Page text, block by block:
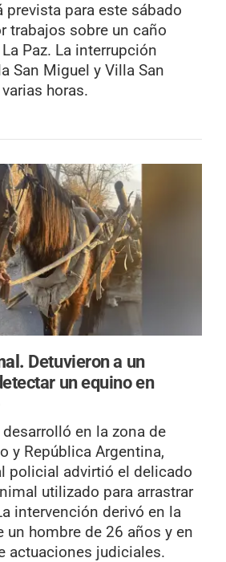
prevista para este sábado
trabajos sobre un caño
Paz. La interrupción
San Miguel y Villa San
horas.
Detuvieron a un
un equino en
en la zona de
y República Argentina,
policial advirtió el delicado
utilizado para arrastrar
intervención derivó en la
un hombre de 26 años y en
actuaciones judiciales.